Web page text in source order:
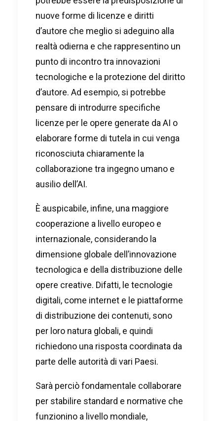
nuove forme di licenze e diritti
d’autore che meglio si adeguino alla
realtà odierna e che rappresentino un
punto di incontro tra innovazioni
tecnologiche e la protezione del diritto
d’autore. Ad esempio, si potrebbe
pensare di introdurre specifiche
licenze per le opere generate da AI o
elaborare forme di tutela in cui venga
riconosciuta chiaramente la
collaborazione tra ingegno umano e
ausilio dell’AI.
È auspicabile, infine, una maggiore
cooperazione a livello europeo e
internazionale, considerando la
dimensione globale dell’innovazione
tecnologica e della distribuzione delle
opere creative. Difatti, le tecnologie
digitali, come internet e le piattaforme
di distribuzione dei contenuti, sono
per loro natura globali, e quindi
richiedono una risposta coordinata da
parte delle autorità di vari Paesi.
Sarà perciò fondamentale collaborare
per stabilire standard e normative che
funzionino a livello mondiale,